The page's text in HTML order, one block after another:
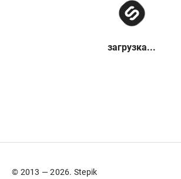
загрузка...
© 2013 — 2026. Stepik